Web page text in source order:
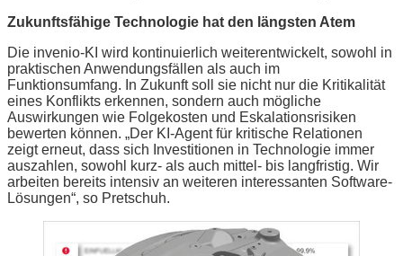
Zukunftsfähige Technologie hat den längsten Atem
Die invenio-KI wird kontinuierlich weiterentwickelt, sowohl in
praktischen Anwendungsfällen als auch im
Funktionsumfang. In Zukunft soll sie nicht nur die Kritikalität
eines Konflikts erkennen, sondern auch mögliche
Auswirkungen wie Folgekosten und Eskalationsrisiken
bewerten können. „Der KI-Agent für kritische Relationen
zeigt erneut, dass sich Investitionen in Technologie immer
auszahlen, sowohl kurz- als auch mittel- bis langfristig. Wir
arbeiten bereits intensiv an weiteren interessanten Software-
Lösungen“, so Pretschuh.